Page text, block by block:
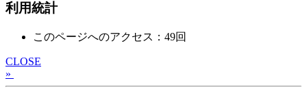
利用統計
このページへのアクセス：49回
CLOSE
»